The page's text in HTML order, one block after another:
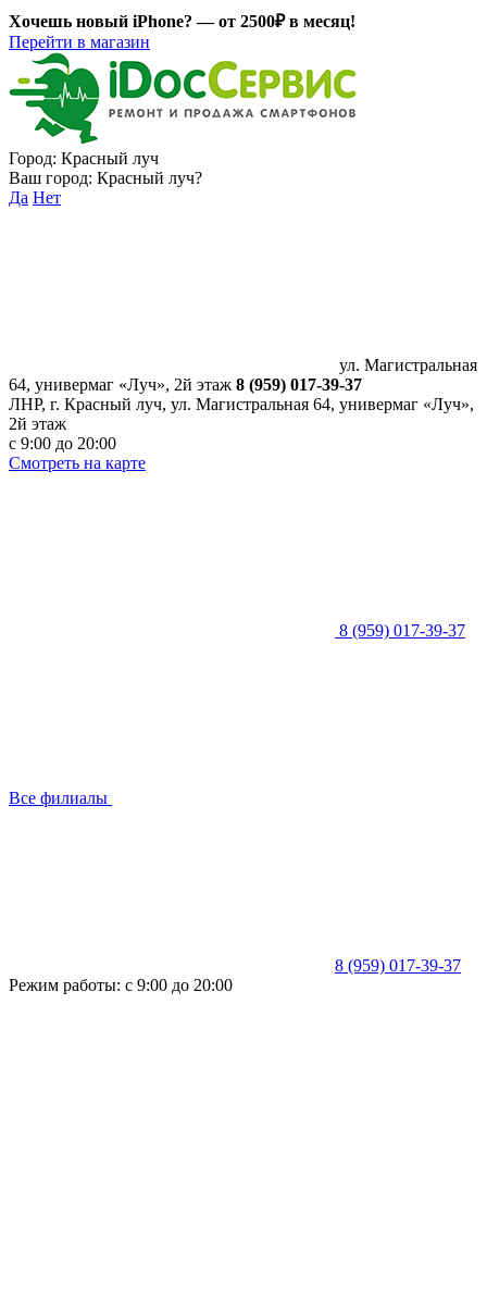
Хочешь новый iPhone? —от 2500₽ в месяц!
Перейти в магазин
Город: Красный луч
Ваш город: Красный луч?
Да Нет
ул. Магистральная
64, универмаг «Луч», 2й этаж 8 (959) 017-39-37
ЛНР, г. Красный луч, ул. Магистральная 64, универмаг «Луч»,
2й этаж
с 9:00 до 20:00
Смотреть на карте
8 (959) 017-39-37
Все филиалы
8 (959) 017-39-37
Режим работы: с 9:00 до 20:00